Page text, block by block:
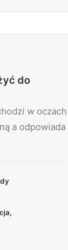
do
w oczach
a odpowiada
,